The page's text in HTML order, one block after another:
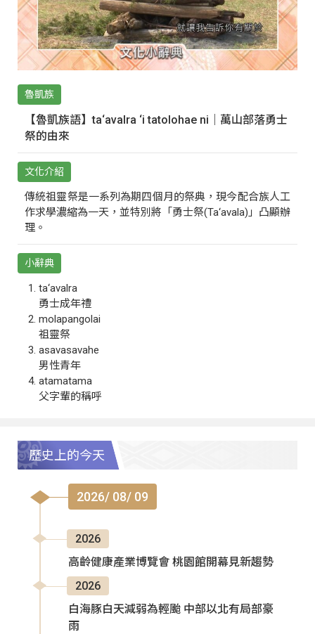
魯凱族
【魯凱族語】ta‘avalra ‘i tatolohae ni｜萬山部落勇士
祭的由來
文化介紹
傳統祖靈祭是一系列為期四個月的祭典，現今配合族人工
作求學濃縮為一天，並特別將「勇士祭(Ta‘avala)」凸顯辦
理。
小辭典
ta‘avalra
勇士成年禮
molapangolai
祖靈祭
asavasavahe
男性青年
atamatama
父字輩的稱呼
歷史上的今天
2026/ 08/ 09
2026
高齡健康產業博覽會 桃園館開幕見新趨勢
2026
白海豚白天減弱為輕颱 中部以北有局部豪
雨